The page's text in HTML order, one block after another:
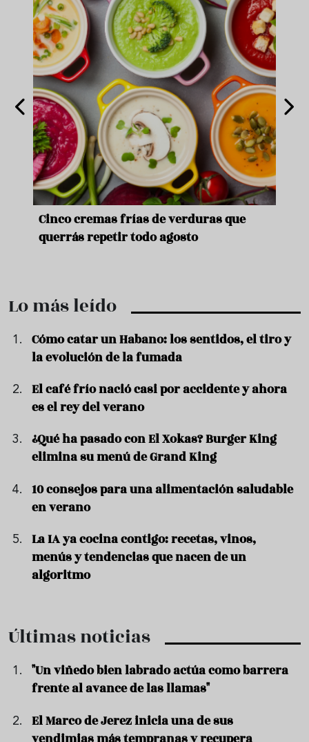
Cinco cremas frías de verduras que
querrás repetir todo agosto
Lo más leído
Cómo catar un Habano: los sentidos, el tiro y
la evolución de la fumada
El café frío nació casi por accidente y ahora
es el rey del verano
¿Qué ha pasado con El Xokas? Burger King
elimina su menú de Grand King
10 consejos para una alimentación saludable
en verano
La IA ya cocina contigo: recetas, vinos,
menús y tendencias que nacen de un
algoritmo
Últimas noticias
"Un viñedo bien labrado actúa como barrera
frente al avance de las llamas"
El Marco de Jerez inicia una de sus